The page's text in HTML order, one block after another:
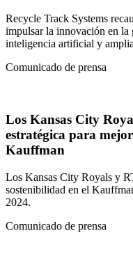
Recycle Track Systems
impulsar la innovación en la
inteligencia artificial y
Comunicado de prensa
Los Kansas City
estratégica para
Kauffman
Los Kansas City Royals y
sostenibilidad en el
2024.
Comunicado de prensa